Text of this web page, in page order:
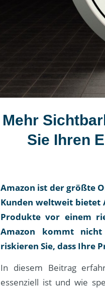
Mehr
Sie Ihren
Amazon ist der größte
Kunden weltweit bietet
Produkte vor einem
Amazon kommt nicht
riskieren Sie, dass Ihre
In diesem Beitrag
essenziell ist und wie